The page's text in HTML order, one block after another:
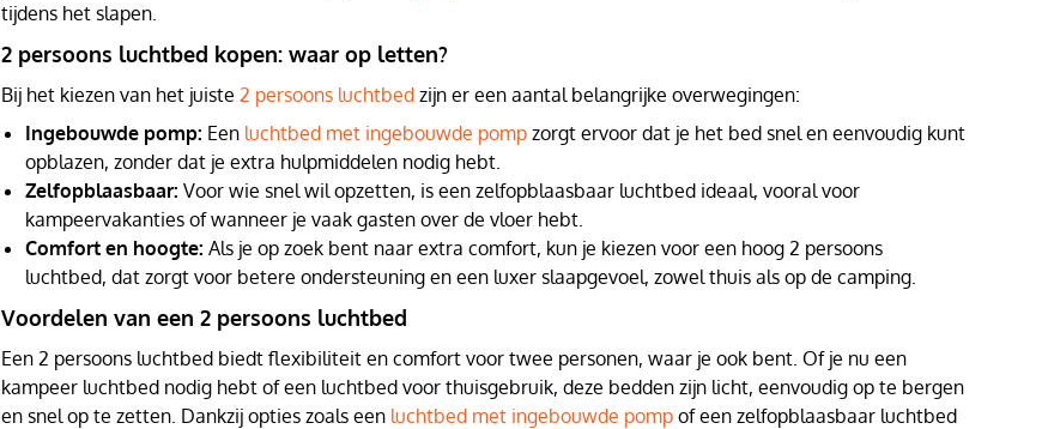
tijdens het slapen.
2 persoons luchtbed kopen: waar op letten?
Bij het kiezen van het juiste 2 persoons luchtbedzijn er een aantal belangrijke overwegingen:
Ingebouwde pomp: Een luchtbed met ingebouwde pompzorgt ervoor dat je het bed snel en eenvoudig kunt
opblazen, zonder dat je extra hulpmiddelen nodig hebt.
Zelfopblaasbaar: Voor wie snel wil opzetten, is een zelfopblaasbaar luchtbed ideaal, vooral voor
kampeervakanties of wanneer je vaak gasten over de vloer hebt.
Comfort en hoogte: Als je op zoek bent naar extra comfort, kun je kiezen voor een hoog 2 persoons
luchtbed, dat zorgt voor betere ondersteuning en een luxer slaapgevoel, zowel thuis als op de camping.
Voordelen van een 2 persoons luchtbed
Een 2 persoons luchtbed biedt flexibiliteit en comfort voor twee personen, waar je ook bent. Of je nu een
kampeer luchtbed nodig hebt of een luchtbed voor thuisgebruik, deze bedden zijn licht, eenvoudig op te bergen
en snel op te zetten. Dankzij opties zoals een luchtbed met ingebouwde pompof een zelfopblaasbaar luchtbed